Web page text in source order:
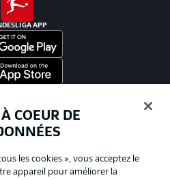
APP
COEUR DE
les cookies », vous acceptez le
appareil pour améliorer la